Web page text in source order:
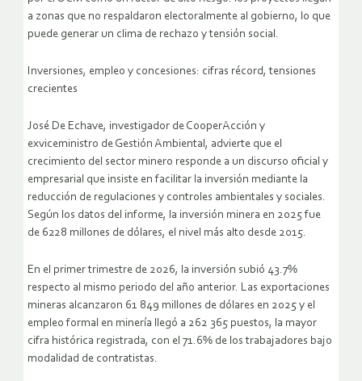
a zonas que no respaldaron electoralmente al gobierno, lo que
puede generar un clima de rechazo y tensión social.
Inversiones, empleo y concesiones: cifras récord, tensiones
crecientes
José De Echave, investigador de CooperAcción y
exviceministro de Gestión Ambiental, advierte que el
crecimiento del sector minero responde a un discurso oficial y
empresarial que insiste en facilitar la inversión mediante la
reducción de regulaciones y controles ambientales y sociales.
Según los datos del informe, la inversión minera en 2025 fue
de 6228 millones de dólares, el nivel más alto desde 2015.
En el primer trimestre de 2026, la inversión subió 43.7%
respecto al mismo periodo del año anterior. Las exportaciones
mineras alcanzaron 61 849 millones de dólares en 2025 y el
empleo formal en minería llegó a 262 365 puestos, la mayor
cifra histórica registrada, con el 71.6% de los trabajadores bajo
modalidad de contratistas.